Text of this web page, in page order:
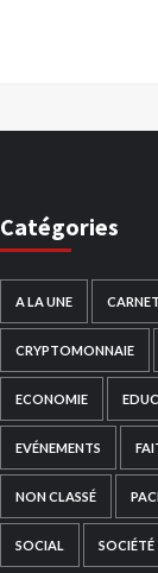
Catégories
A LA UNE
CRYPTOMONNAIE
ECONOMIE
EVÉNEMENTS
NON CLASSÉ
SOCIAL SOCIÉTÉ